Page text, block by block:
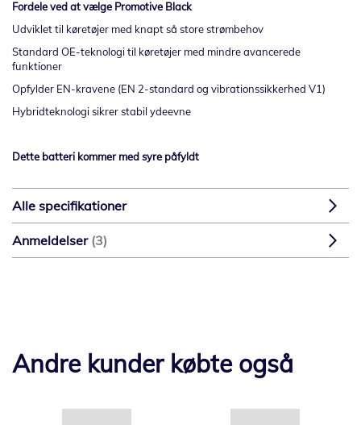
Fordele ved at vælge Promotive Black
Udviklet til køretøjer med knapt så store strømbehov
Standard OE-teknologi til køretøjer med mindre avancerede
funktioner
Opfylder EN-kravene (EN 2-standard og vibrationssikkerhed V1)
Hybridteknologi sikrer stabil ydeevne
Dette batteri kommer med syre påfyldt
Alle specifikationer
Anmeldelser 3
Andre kunder købte også